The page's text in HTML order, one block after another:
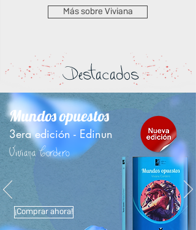
Más sobre Viviana
Destacados
Mundos opuestos
3era edición - Edinun
Viviana Cordero
¡Comprar ahora!